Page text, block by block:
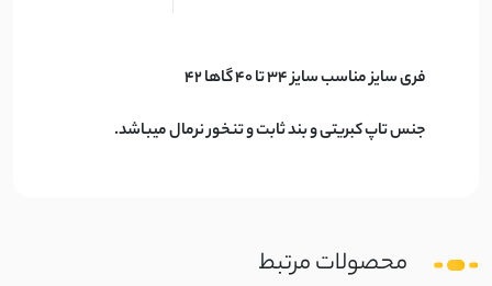
فری سایز مناسب سایز 34 تا 40 گاها 42
جنس تاپ کبریتی و بند ثابت و تنخور نرمال میباشد.
محصولات مرتبط